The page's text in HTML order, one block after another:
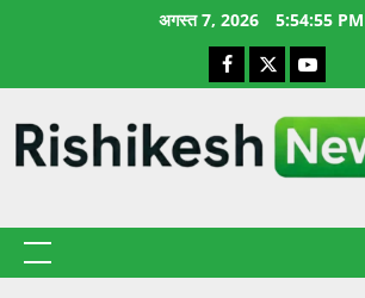
अगस्त 7, 2026 5:54:56 PM
Facebook
X YouTube
प्राथमिक